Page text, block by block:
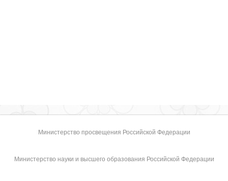
Министерство просвещения Российской Федерации
Министерство науки и высшего образования Российской Федерации